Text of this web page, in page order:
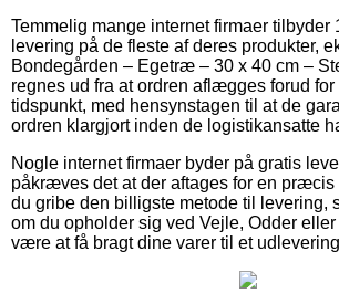
Temmelig mange internet firmaer tilbyder
levering på de fleste af deres produkter,
Bondegården – Egetræ – 30 x 40 cm –
regnes ud fra at ordren aflægges forud
tidspunkt, med hensynstagen til at de
ordren klargjort inden de logistikansatte
Nogle internet firmaer byder på gratis
påkræves det at der aftages for en præcis
du gribe den billigste metode til levering,
om du opholder sig ved Vejle, Odder eller
være at få bragt dine varer til et